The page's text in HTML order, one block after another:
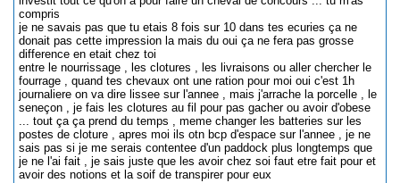
compris
je ne savais pas que tu etais 8 fois sur 10 dans tes ecuries ça ne
donait pas cette impression la mais du oui ça ne fera pas grosse
difference en etait chez toi
entre le nourrissage , les clotures , les livraisons ou aller chercher le
fourrage , quand tes chevaux ont une ration pour moi oui c'est 1h
journaliere on va dire lissee sur l'annee , mais j'arrache la porcelle , le
seneçon , je fais les clotures au fil pour pas gacher ou avoir d'obese
... tout ça ça prend du temps , meme changer les batteries sur les
postes de cloture , apres moi ils otn bcp d'espace sur l'annee , je ne
sais pas si je me serais contentee d'un paddock plus longtemps que
je ne l'ai fait , je sais juste que les avoir chez soi faut etre fait pour et
avoir des notions et la soif de transpirer pour eux